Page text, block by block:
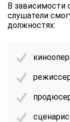
В зависимости
слушатели
должностях: